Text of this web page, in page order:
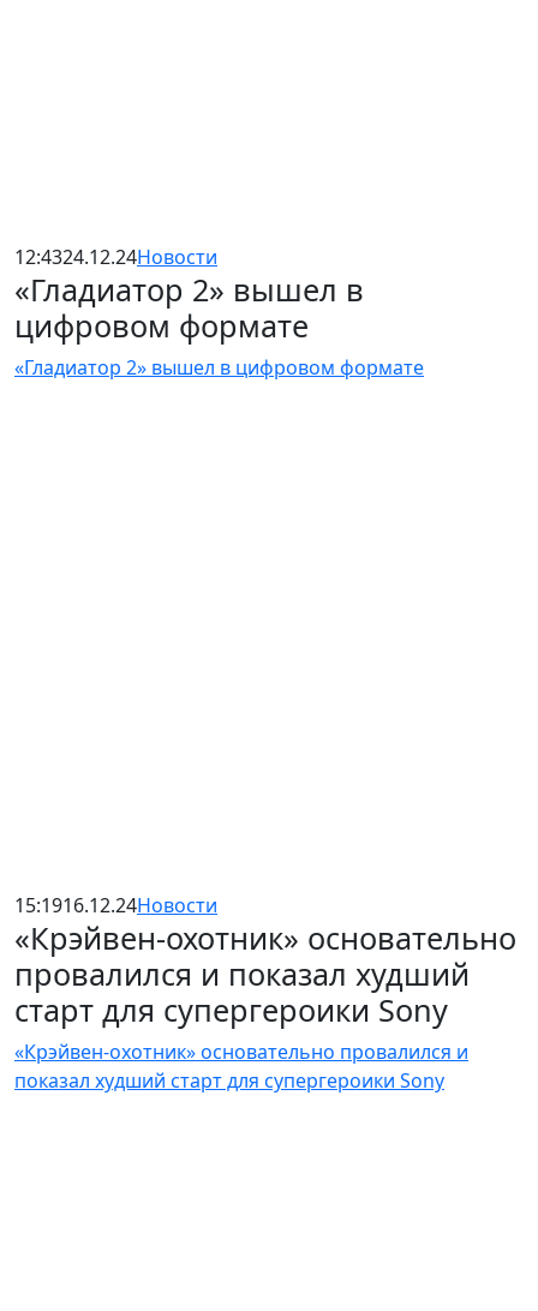
12:4324.12.24Новости
«Гладиатор 2» вышел в
цифровом формате
«Гладиатор 2» вышел в цифровом формате
15:1916.12.24Новости
«Крэйвен-охотник» основательно
провалился и показал худший
старт для супергероики Sony
«Крэйвен-охотник» основательно провалился и
показал худший старт для супергероики Sony